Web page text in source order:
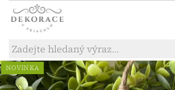
NOVINKA